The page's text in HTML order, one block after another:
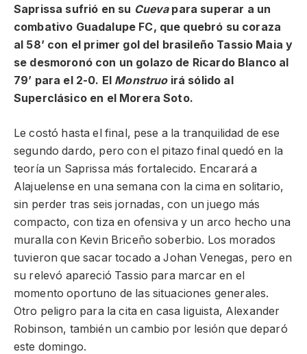
Saprissa sufrió en su Cuevapara superar a un
combativo Guadalupe FC, que quebró su coraza
al 58’ con el primer gol del brasileño Tassio Maia y
se desmoronó con un golazo de Ricardo Blanco al
79’ para el 2-0. El Monstruoirá sólido al
Superclásico en el Morera Soto.
Le costó hasta el final, pese a la tranquilidad de ese
segundo dardo, pero con el pitazo final quedó en la
teoría un Saprissa más fortalecido. Encarará a
Alajuelense en una semana con la cima en solitario,
sin perder tras seis jornadas, con un juego más
compacto, con tiza en ofensiva y un arco hecho una
muralla con Kevin Briceño soberbio. Los morados
tuvieron que sacar tocado a Johan Venegas, pero en
su relevó apareció Tassio para marcar en el
momento oportuno de las situaciones generales.
Otro peligro para la cita en casa liguista, Alexander
Robinson, también un cambio por lesión que deparó
este domingo.